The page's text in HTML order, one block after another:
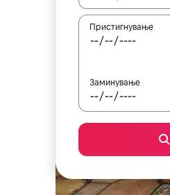
Пристигнување
Заминување